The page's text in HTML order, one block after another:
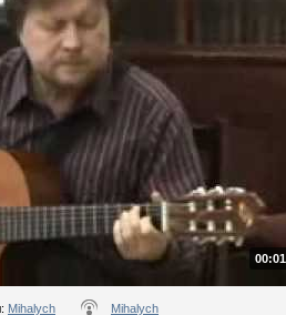
: Mihalych Mihalych